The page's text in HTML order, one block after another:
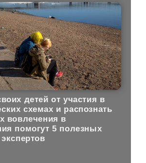
детей от участия в
схемах и распознать
вовлечения в
помогут 5 полезных